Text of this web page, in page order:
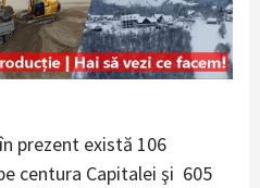
prezent există 106
centura Capitalei şi 605